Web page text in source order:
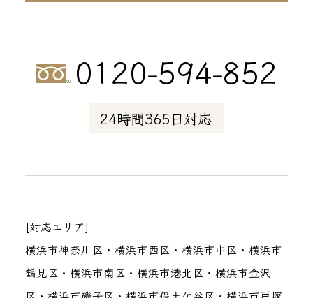
0120-594-852
24時間365日対応
[対応エリア]
横浜市神奈川区・横浜市西区・横浜市中区・横浜市
鶴見区・横浜市南区・横浜市港北区・横浜市金沢